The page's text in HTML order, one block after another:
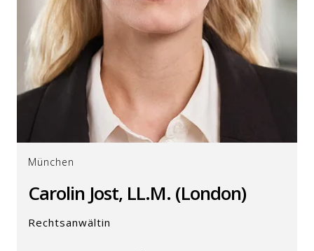
München
Carolin Jost, LL.M. (London)
Rechtsanwältin